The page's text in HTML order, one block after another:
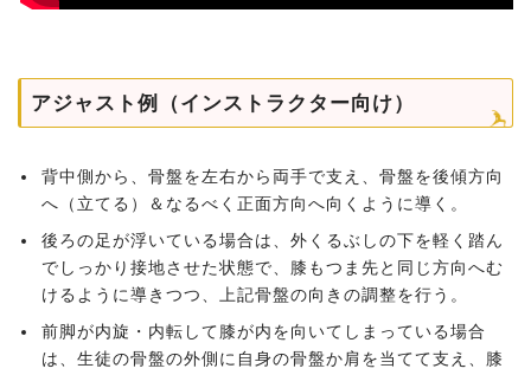
アジャスト例（インストラクター向け）
背中側から、骨盤を左右から両手で支え、骨盤を後傾方向
へ（立てる）＆なるべく正面方向へ向くように導く。
後ろの足が浮いている場合は、外くるぶしの下を軽く踏ん
でしっかり接地させた状態で、膝もつま先と同じ方向へむ
けるように導きつつ、上記骨盤の向きの調整を行う。
前脚が内旋・内転して膝が内を向いてしまっている場合
は、生徒の骨盤の外側に自身の骨盤か肩を当てて支え、膝